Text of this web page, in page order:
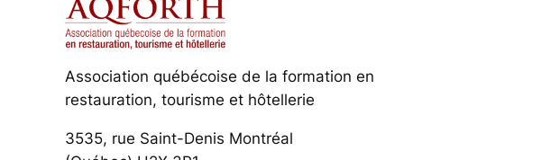
Association québécoise de la formation en
restauration, tourisme et hôtellerie
3535, rue Saint-Denis Montréal